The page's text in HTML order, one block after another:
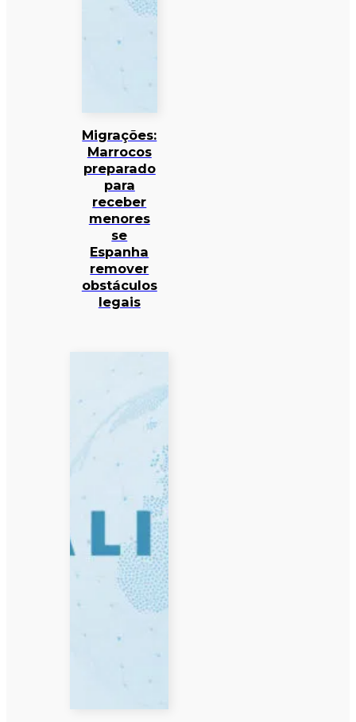
Migrações:
Marrocos
preparado
para
receber
menores
se
Espanha
remover
obstáculos
legais